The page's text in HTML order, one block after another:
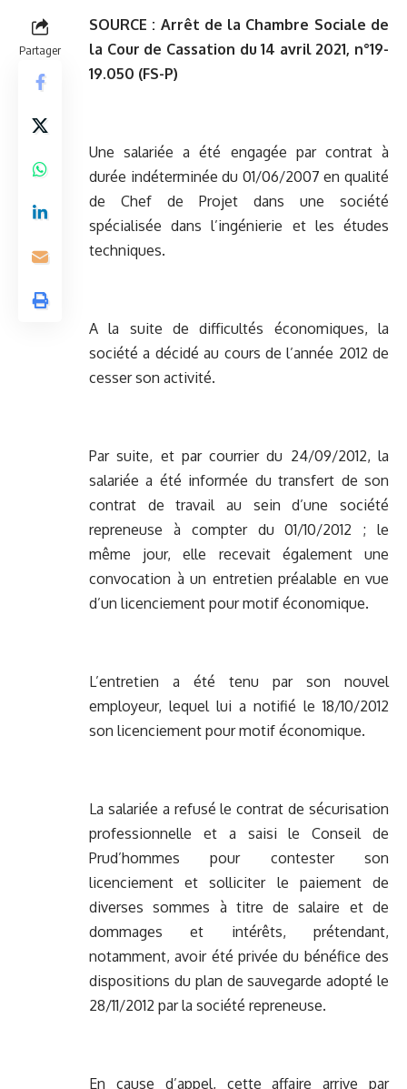
Partager
SOURCE : Arrêt de la Chambre Sociale de
la Cour de Cassation du 14 avril 2021, n°19-
19.050 (FS-P)
Une salariée a été engagée par contrat à
durée indéterminée du 01/06/2007 en qualité
de Chef de Projet dans une société
spécialisée dans l’ingénierie et les études
techniques.
A la suite de difficultés économiques, la
société a décidé au cours de l’année 2012 de
cesser son activité.
Par suite, et par courrier du 24/09/2012, la
salariée a été informée du transfert de son
contrat de travail au sein d’une société
repreneuse à compter du 01/10/2012 ; le
même jour, elle recevait également une
convocation à un entretien préalable en vue
d’un licenciement pour motif économique.
L’entretien a été tenu par son nouvel
employeur, lequel lui a notifié le 18/10/2012
son licenciement pour motif économique.
La salariée a refusé le contrat de sécurisation
professionnelle et a saisi le Conseil de
Prud’hommes pour contester son
licenciement et solliciter le paiement de
diverses sommes à titre de salaire et de
dommages et intérêts, prétendant,
notamment, avoir été privée du bénéfice des
dispositions du plan de sauvegarde adopté le
28/11/2012 par la société repreneuse.
En cause d’appel, cette affaire arrive par